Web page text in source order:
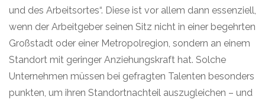
und des Arbeitsortes“. Diese ist vor allem dann essenziell,
wenn der Arbeitgeber seinen Sitz nicht in einer begehrten
Großstadt oder einer Metropolregion, sondern an einem
Standort mit geringer Anziehungskraft hat. Solche
Unternehmen müssen bei gefragten Talenten besonders
punkten, um ihren Standortnachteil auszugleichen – und